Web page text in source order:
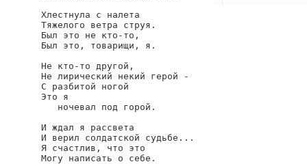
Хлестнула с налета
Тяжелого ветра струя.
Был это не кто-то,
Был это, товарищи, я.
Не кто-то другой,
Не лирический некий герой -
С разбитой ногой
Это я
   ночевал под горой.
И ждал я рассвета
И верил солдатской судьбе...
Я счастлив, что это
Могу написать о себе.